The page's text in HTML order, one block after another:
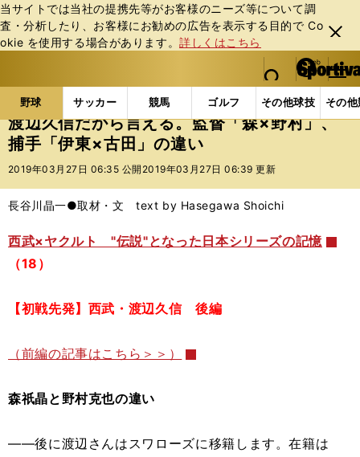
当サイトでは当社の提携先等がお客様のニーズ等について調
査・分析したり、お客様にお勧めの広告を表⽰する⽬的で Co
okie を使⽤する場合があります。詳しくはこちら
閉じ
る
web Sportiva (webスポルティーバ)
検索
マイペ
ー
ジ
メニュ
野球 サッカー 競馬 ゴルフ その他球技 その
b
ス
ポ
ル
バ
野球の記事一覧 プロ野球 渡辺久信だから言える。
渡辺久信だから言える。監督「森×野村」、
捕手「伊東×古田」の違い
2019年03月27日 06:35 公開 2019年03月27日 06:39 更新
長谷川晶一●取材・文 text by Hasegawa Shoichi
西武×ヤクルト "伝説"となった日本シリーズの記憶
（18）
【初戦先発】西武・渡辺久信 後編
（前編の記事はこちら＞＞）
森祇晶と野村克也の違い
――後に渡辺さんはスワローズに移籍します。在籍は